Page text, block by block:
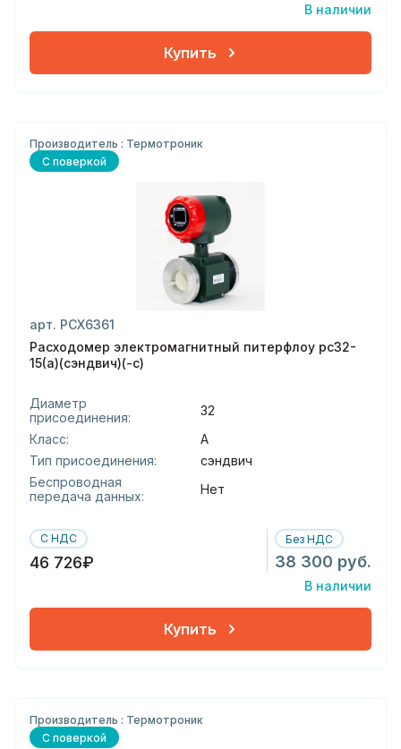
В наличии
Купить
Производитель : Термотроник
С поверкой
арт. РСХ6361
Расходомер электромагнитный питерфлоу рс32-
15(а)(сэндвич)(-с)
Диаметр
присоединения:
32
Класс:
А
Тип присоединения:
сэндвич
Беспроводная
передача данных:
Нет
С НДС
46 726₽
Без НДС
38 300 руб.
В наличии
Купить
Производитель : Термотроник
С поверкой